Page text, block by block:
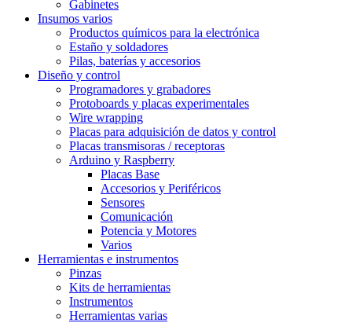
Gabinetes
Insumos varios
Productos químicos para la electrónica
Estaño y soldadores
Pilas, baterías y accesorios
Diseño y control
Programadores y grabadores
Protoboards y placas experimentales
Wire wrapping
Placas para adquisición de datos y control
Placas transmisoras / receptoras
Arduino y Raspberry
Placas Base
Accesorios y Periféricos
Sensores
Comunicación
Potencia y Motores
Varios
Herramientas e instrumentos
Pinzas
Kits de herramientas
Instrumentos
Herramientas varias